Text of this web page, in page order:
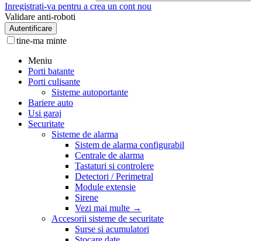
Inregistrati-va pentru a crea un cont nou
Validare anti-roboti
Autentificare
tine-ma minte
Meniu
Porti batante
Porti culisante
Sisteme autoportante
Bariere auto
Usi garaj
Securitate
Sisteme de alarma
Sistem de alarma configurabil
Centrale de alarma
Tastaturi si controlere
Detectori / Perimetral
Module extensie
Sirene
Vezi mai multe →
Accesorii sisteme de securitate
Surse si acumulatori